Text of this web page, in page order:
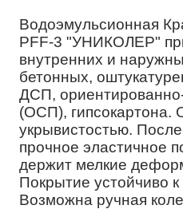
Водоэмульсионная
PFF-3 "УНИКОЛЕР"
внутренних и
бетонных,
ДСП,
(ОСП), гипсокартона.
укрывистостью.
прочное эластичное
держит мелкие
Покрытие устойчиво
Возможна ручная